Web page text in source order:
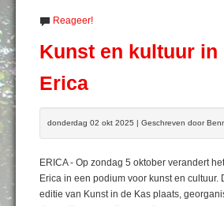
Reageer!
Kunst en kultuur in
Erica
donderdag 02 okt 2025 | Geschreven door
ERICA - Op zondag 5 oktober verandert
Erica in een podium voor kunst en cultuur.
editie van Kunst in de Kas plaats,